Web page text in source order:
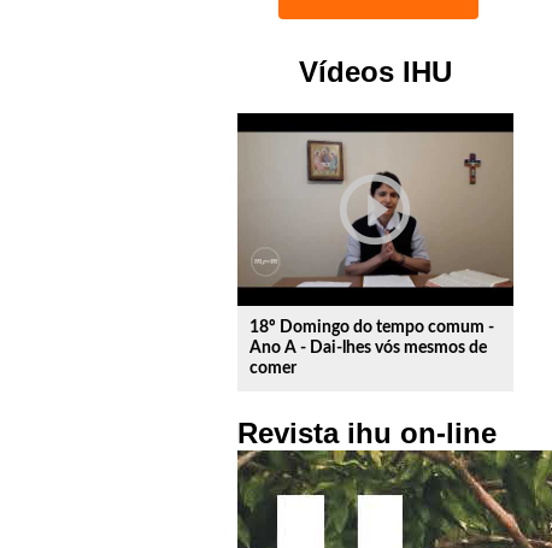
Vídeos IHU
play_circle_outline
18º Domingo do tempo comum -
Ano A - Dai-lhes vós mesmos de
comer
Revista ihu on-line